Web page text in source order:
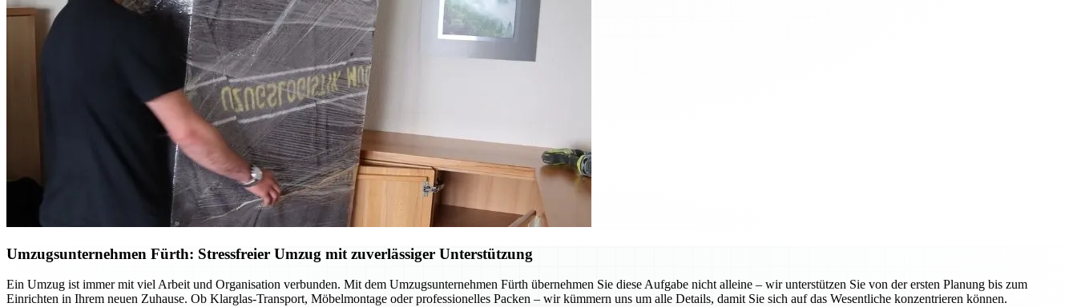
Umzugsunternehmen Fürth: Stressfreier Umzug mit zuverlässiger Unterstützung
Ein Umzug ist immer mit viel Arbeit und Organisation verbunden. Mit dem Umzugsunternehmen Fürth übernehmen Sie diese Aufgabe nicht alleine – wir unterstützen Sie von der ersten Planung bis zum
Einrichten in Ihrem neuen Zuhause. Ob Klarglas-Transport, Möbelmontage oder professionelles Packen – wir kümmern uns um alle Details, damit Sie sich auf das Wesentliche konzentrieren können.